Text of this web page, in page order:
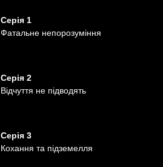
Серія 1
Фатальне непорозуміння
Серія 2
Відчуття не підводять
Серія 3
Кохання та підземелля